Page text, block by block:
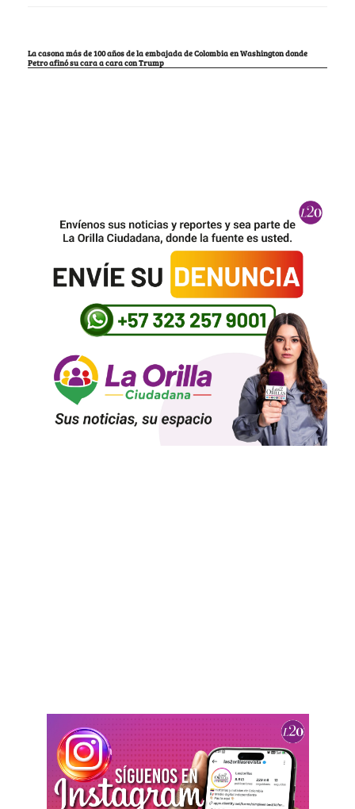
La casona más de 100 años de la embajada de Colombia en Washington donde
Petro afinó su cara a cara con Trump